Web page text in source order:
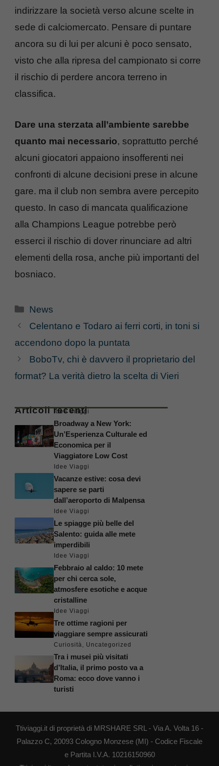
indirizzare la società verso alcune scelte in
sede di calciomercato. Pensare di puntare
ancora su di lui per alcuni è poco sensato,
visto che alla ripresa del campionato si corre
il rischio di perdere ancora terreno in
classifica.
Dare una sterzata all’ambiente sarebbe
quanto mai necessario, soprattutto perché
alcuni giocatori appaiono insofferenti nei
confronti di alcune decisioni prese in alcune
gare. ma il club non sembra avere percepito
questo. In caso di mancata qualificazione
alla Champions League potrebbe però
esserci il rischio di dover rinunciare ad altri
elementi della rosa, anche più importanti del
bosniaco.
Categorie
News
Celentano e Todaro ai ferri corti, in toni si
accendono dopo la puntata
BoboTv, chi è davvero il proprietario del
format? La verità dietro la scelta di Vieri
Articoli recenti
Idee Viaggi
Broadway a New York:
Un’Esperienza Culturale ed
Economica per il
Viaggiatore Low Cost
Idee Viaggi
Vacanze estive: cosa devi
sapere se parti
dall’aeroporto di Malpensa
Idee Viaggi
Le spiagge più belle del
Salento: guida alle mete
imperdibili
Idee Viaggi
Febbraio al caldo: 10 mete
per chi cerca sole,
atmosfere esotiche e acque
cristalline
Idee Viaggi
Tre ottime ragioni per
viaggiare sempre assicurati
Curiosità, Uncategorized
Tra i musei più visitati
d’Italia, il primo posto va a
Roma: ecco dove vanno i
turisti
Ttiviaggi.it di proprietà di MRSHARE SRL - Via A. Volta 16 -
Palazzo C, 20093 Cologno Monzese (MI) - Codice Fiscale
e Partita I.V.A. 10216150960